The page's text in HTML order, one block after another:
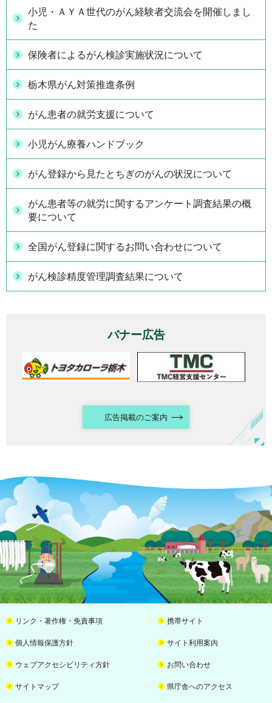
小児・ＡＹＡ世代のがん経験者交流会を開催しまし
た
保険者によるがん検診実施状況について
栃木県がん対策推進条例
がん患者の就労支援について
小児がん療養ハンドブック
がん登録から見たとちぎのがんの状況について
がん患者等の就労に関するアンケート調査結果の概
要について
全国がん登録に関するお問い合わせについて
がん検診精度管理調査結果について
バナー広告
広告掲載のご案内
リンク・著作権・免責事項 携帯サイト
個人情報保護方針 サイト利用案内
ウェブアクセシビリティ方針 お問い合わせ
サイトマップ 県庁舎へのアクセス